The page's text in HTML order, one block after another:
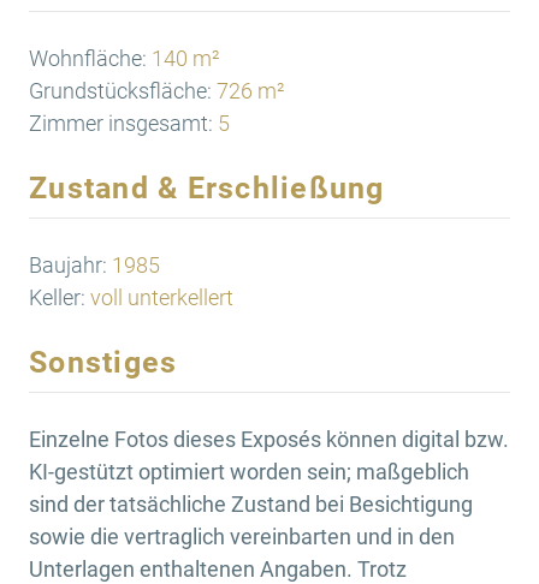
Wohnfläche: 140 m²
Grundstücksfläche: 726 m²
Zimmer insgesamt: 5
Zustand & Erschließung
Baujahr: 1985
Keller: voll unterkellert
Sonstiges
Einzelne Fotos dieses Exposés können digital bzw.
KI-gestützt optimiert worden sein; maßgeblich
sind der tatsächliche Zustand bei Besichtigung
sowie die vertraglich vereinbarten und in den
Unterlagen enthaltenen Angaben. Trotz